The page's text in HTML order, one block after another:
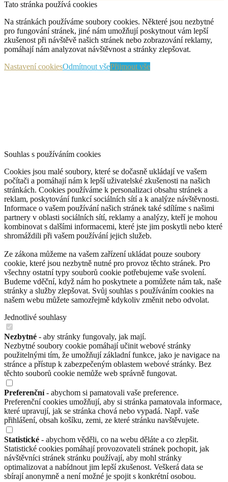
Tato stránka používá cookies
Na stránkách používáme soubory cookies. Některé jsou nezbytné
pro fungování stránek, jiné nám umožňují poskytnout vám lepší
zkušenost při návštěvě našich stránek nebo zobrazování reklamy,
pomáhají nám analyzovat návštěvnost a stránky zlepšovat.
Nastavení cookiesOdmítnout všePřijmout vše
Souhlas s používáním cookies
Cookies jsou malé soubory, které se dočasně ukládají ve vašem
počítači a pomáhají nám k lepší uživatelské zkušenosti na našich
stránkách. Cookies používáme k personalizaci obsahu stránek a
reklam, poskytování funkcí sociálních sítí a k analýze návštěvnosti.
Informace o vašem používání našich stránek také sdílíme s našimi
partnery v oblasti sociálních sítí, reklamy a analýzy, kteří je mohou
kombinovat s dalšími informacemi, které jste jim poskytli nebo které
shromáždili při vašem používání jejich služeb.
Ze zákona můžeme na vašem zařízení ukládat pouze soubory
cookie, které jsou nezbytně nutné pro provoz těchto stránek. Pro
všechny ostatní typy souborů cookie potřebujeme vaše svolení.
Budeme vděční, když nám ho poskytnete a pomůžete nám tak, naše
stránky a služby zlepšovat. Svůj souhlas s používáním cookies na
našem webu můžete samozřejmě kdykoliv změnit nebo odvolat.
Jednotlivé souhlasy
Nezbytné - aby stránky fungovaly, jak mají.
Nezbytné soubory cookie pomáhají učinit webové stránky
použitelnými tím, že umožňují základní funkce, jako je navigace na
stránce a přístup k zabezpečeným oblastem webové stránky. Bez
těchto souborů cookie nemůže web správně fungovat.
Preferenční- abychom si pamatovali vaše preference.
Preferenční cookies umožňují, aby si stránka pamatovala informace,
které upravují, jak se stránka chová nebo vypadá. Např. vaše
přihlášení, obsah košíku, zemi, ze které stránku navštěvujete.
Statistické - abychom věděli, co na webu děláte a co zlepšit.
Statistické cookies pomáhají provozovateli stránek pochopit, jak
návštěvníci stránek stránku používají, aby mohl stránky
optimalizovat a nabídnout jim lepší zkušenost. Veškerá data se
sbírají anonymně a není možné je spojit s konkrétní osobou.